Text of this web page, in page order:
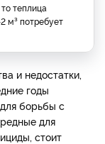
теплица
м³ потребует
и недостатки,
годы
борьбы с
для
стоит